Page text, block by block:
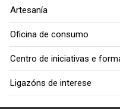
Artesanía
Oficina de consumo
Centro de iniciativas e
Ligazóns de interese